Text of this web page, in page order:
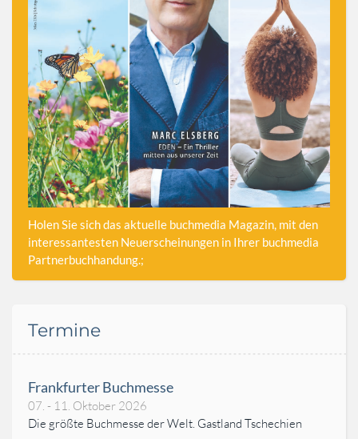
Holen Sie sich das aktuelle buchmedia Magazin, mit den
interessantesten Neuerscheinungen in Ihrer buchmedia
Partnerbuchhandung.;
Termine
Frankfurter Buchmesse
07. - 11. Oktober 2026
Die größte Buchmesse der Welt. Gastland Tschechien